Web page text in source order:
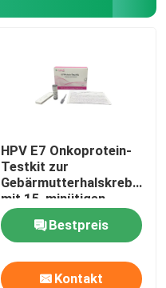
HPV E7 Onkoprotein-
Testkit zur
mit 15-minütigen
Ergebnissen,
Selbstanwendung und
direkter
Krebszellprotein-
Detektion
Bestpreis
Kontakt